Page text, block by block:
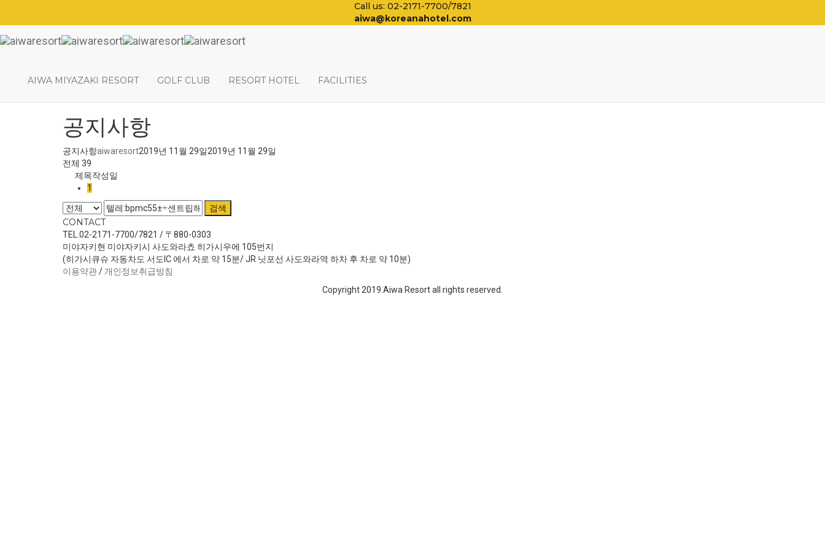
Call us: 02-2171-7700/7821
aiwa@koreanahotel.com
AIWA MIYAZAKI RESORT GOLF CLUB RESORT HOTEL FACILITIES
공지사항
공지사항aiwaresort2019년 11월 29일2019년 11월 29일
전체 39
제목작성일
1
검색
CONTACT
TEL.02-2171-7700/7821 / 〒880-0303
미야자키현 미야자키시 사도와라쵸 히가시우에 105번지
(히가시큐슈 자동차도 서도IC 에서 차로 약 15분/ JR 닛포선 사도와라역 하차 후 차로 약 10분)
이용약관/ 개인정보취급방침
Copyright 2019.Aiwa Resort all rights reserved.